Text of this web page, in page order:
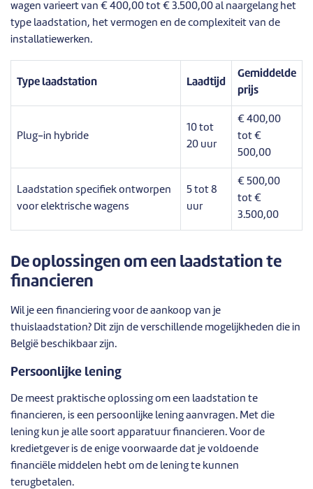
wagen varieert van € 400,00 tot € 3.500,00 al naargelang het
type laadstation, het vermogen en de complexiteit van de
installatiewerken.
Type laadstation Laadtijd
Gemiddelde
prijs
Plug-in hybride
10 tot
20 uur
€ 400,00
tot €
500,00
Laadstation specifiek ontworpen
voor elektrische wagens
5 tot 8
uur
€ 500,00
tot €
3.500,00
De oplossingen om een laadstation te
financieren
Wil je een financiering voor de aankoop van je
thuislaadstation? Dit zijn de verschillende mogelijkheden die in
België beschikbaar zijn.
Persoonlijke lening
De meest praktische oplossing om een laadstation te
financieren, is een persoonlijke lening aanvragen. Met die
lening kun je alle soort apparatuur financieren. Voor de
kredietgever is de enige voorwaarde dat je voldoende
financiële middelen hebt om de lening te kunnen
terugbetalen.